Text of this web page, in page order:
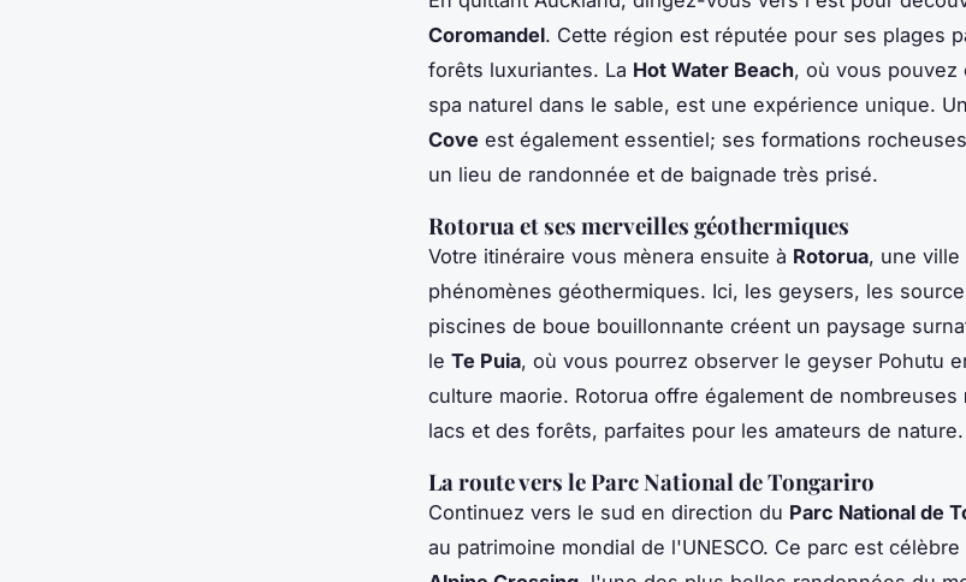
Coromandel. Cette région est réputée pour ses plages
forêts luxuriantes. La Hot Water Beach, où vous pouvez
spa naturel dans le sable, est une expérience unique.
Cove est également essentiel; ses formations
un lieu de randonnée et de baignade très prisé.
Rotorua et ses merveilles géothermiques
Votre itinéraire vous mènera ensuite à Rotorua, une
phénomènes géothermiques. Ici, les geysers, les
piscines de boue bouillonnante créent un paysage
le Te Puia, où vous pourrez observer le geyser Pohutu
culture maorie. Rotorua offre également de nombreuses
lacs et des forêts, parfaites pour les amateurs de nature.
La route vers le Parc National de Tongariro
Continuez vers le sud en direction du Parc National de
au patrimoine mondial de l'UNESCO. Ce parc est